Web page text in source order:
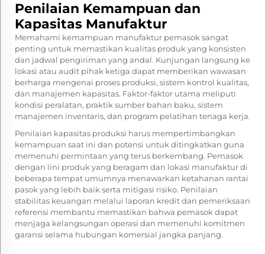
Penilaian Kemampuan dan
Kapasitas Manufaktur
Memahami kemampuan manufaktur pemasok sangat
penting untuk memastikan kualitas produk yang konsisten
dan jadwal pengiriman yang andal. Kunjungan langsung ke
lokasi atau audit pihak ketiga dapat memberikan wawasan
berharga mengenai proses produksi, sistem kontrol kualitas,
dan manajemen kapasitas. Faktor-faktor utama meliputi
kondisi peralatan, praktik sumber bahan baku, sistem
manajemen inventaris, dan program pelatihan tenaga kerja.
Penilaian kapasitas produksi harus mempertimbangkan
kemampuan saat ini dan potensi untuk ditingkatkan guna
memenuhi permintaan yang terus berkembang. Pemasok
dengan lini produk yang beragam dan lokasi manufaktur di
beberapa tempat umumnya menawarkan ketahanan rantai
pasok yang lebih baik serta mitigasi risiko. Penilaian
stabilitas keuangan melalui laporan kredit dan pemeriksaan
referensi membantu memastikan bahwa pemasok dapat
menjaga kelangsungan operasi dan memenuhi komitmen
garansi selama hubungan komersial jangka panjang.